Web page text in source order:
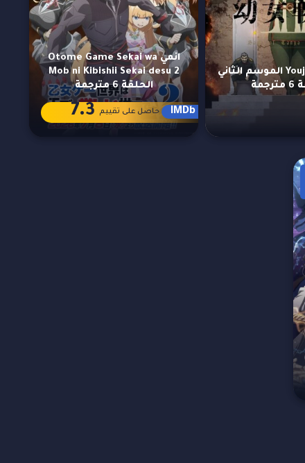
انمي Youjo Senki الموسم الثاني
انمي Otome Game Sekai wa
Mob ni Kibishii Sekai desu 2
الحلقة 6 مترجمة
IMDb حاصل على تقييم 7.3